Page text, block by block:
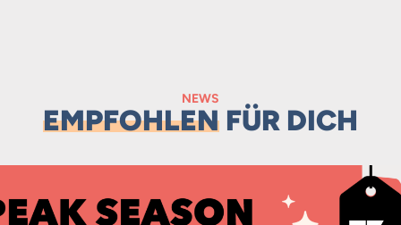
NEWS
EMPFOHLEN FÜR DICH